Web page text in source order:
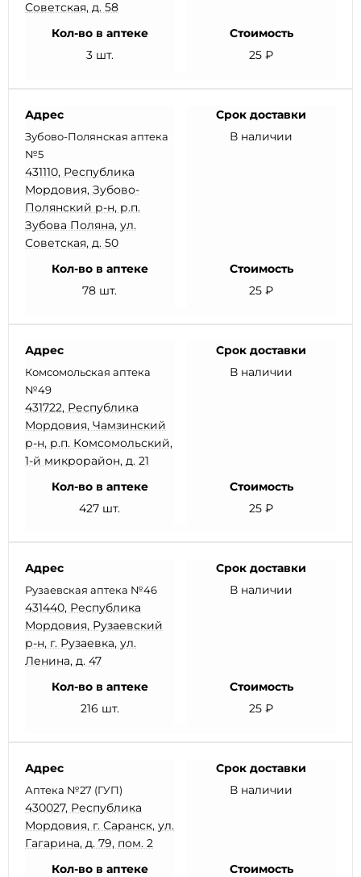
Советская, д. 58
Кол-во в аптеке
3 шт.
Стоимость
25 ₽
Адрес
Зубово-Полянская аптека
№5
431110, Республика
Мордовия, Зубово-
Полянский р-н, р.п.
Зубова Поляна, ул.
Советская, д. 50
Срок доставки
В наличии
Кол-во в аптеке
78 шт.
Стоимость
25 ₽
Адрес
Комсомольская аптека
№49
431722, Республика
Мордовия, Чамзинский
р-н, р.п. Комсомольский,
1-й микрорайон, д. 21
Срок доставки
В наличии
Кол-во в аптеке
427 шт.
Стоимость
25 ₽
Адрес
Рузаевская аптека №46
431440, Республика
Мордовия, Рузаевский
р-н, г. Рузаевка, ул.
Ленина, д. 47
Срок доставки
В наличии
Кол-во в аптеке
216 шт.
Стоимость
25 ₽
Адрес
Аптека №27 (ГУП)
430027, Республика
Мордовия, г. Саранск, ул.
Гагарина, д. 79, пом. 2
Срок доставки
В наличии
Кол-во в аптеке
Стоимость